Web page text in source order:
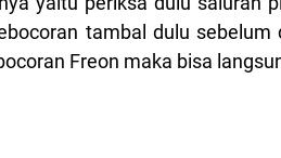
tambal dulu
Freon maka bisa